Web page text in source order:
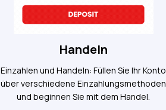
Handeln
Einzahlen und Handeln: Füllen Sie Ihr Konto
über verschiedene Einzahlungsmethoden
und beginnen Sie mit dem Handel.